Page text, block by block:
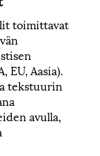
toimittavat
EU, Aasia).
tekstuurin
avulla,